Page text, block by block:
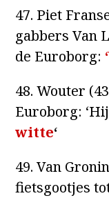
47. Piet
gabbers Van
de Euroborg:
48. Wouter
Euroborg:
witte‘
49. Van
fietsgootjes